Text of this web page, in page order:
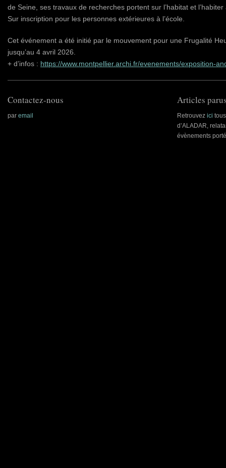
de Seine, ses travaux de recherches portent sur l’habitat et l’habiter
Sur inscription pour les personnes extérieures à l’école.
Cet événement a été initié par le mouvement pour une Frugalité
jusqu’au 4 avril 2026.
+ d’infos : https://www.montpellier.archi.fr/evenements/exposition-
Contactez-nous
par email
Articles
Retrouvez ici
d’ALADAR,
évènements